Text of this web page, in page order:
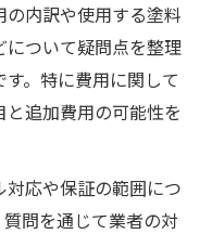
内訳や使用する塗料
ついて疑問点を整理
。特に費用に関して
追加費用の可能性を
応や保証の範囲につ
問を通じて業者の対